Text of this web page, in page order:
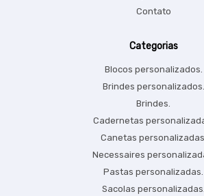
Contato
Categorias
Blocos personalizados.
Brindes personalizados.
Brindes.
Cadernetas
Canetas personalizadas.
Necessaires
Pastas personalizadas.
Sacolas personalizadas.